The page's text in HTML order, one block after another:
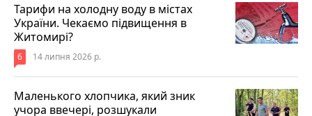
Тарифи на холодну воду в містах
України. Чекаємо підвищення в
Житомирі?
6 14 липня 2026 р.
Маленького хлопчика, який зник
учора ввечері, розшукали